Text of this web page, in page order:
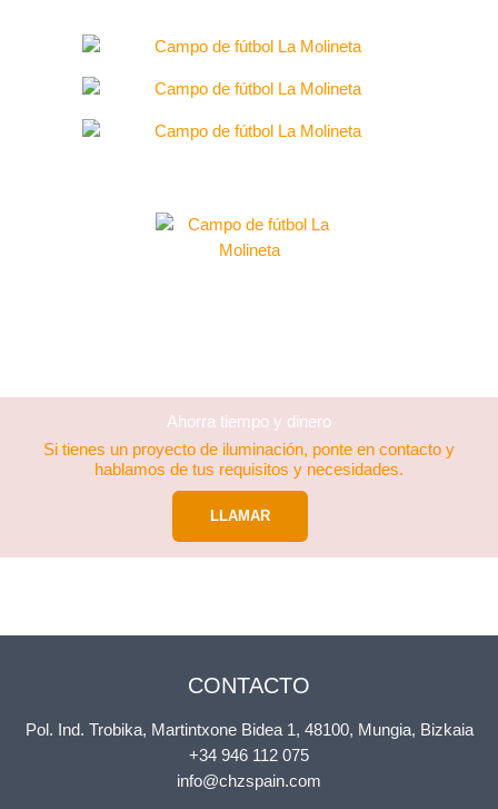
Ahorra tiempo y dinero
Si tienes un proyecto de iluminación, ponte en contacto y
hablamos de tus requisitos y necesidades.
LLAMAR
CONTACTO
Pol. Ind. Trobika, Martintxone Bidea 1, 48100, Mungia, Bizkaia
+34 946 112 075
info@chzspain.com